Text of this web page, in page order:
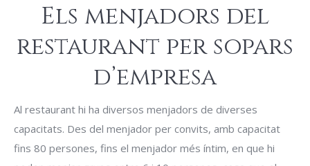
Els menjadors del
restaurant per sopars
d’empresa
Al restaurant hi ha diversos menjadors de diverses
capacitats. Des del menjador per convits, amb capacitat
fins 80 persones, fins el menjador més íntim, en que hi